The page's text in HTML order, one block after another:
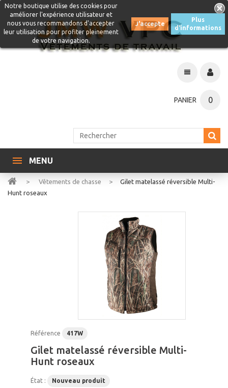
PANIER 0
Notre boutique utilise des cookies pour
améliorer l'expérience utilisateur et
nous vous recommandons d'accepter
leur utilisation pour profiter pleinement
de votre navigation.
J'accepte
Plus
d'informations
MENU
> Vêtements de chasse >
Gilet matelassé réversible Multi-
Hunt roseaux
Référence 417W
Gilet matelassé réversible Multi-
Hunt roseaux
État : Nouveau produit